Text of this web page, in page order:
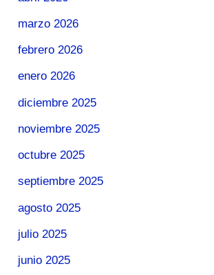
marzo 2026
febrero 2026
enero 2026
diciembre 2025
noviembre 2025
octubre 2025
septiembre 2025
agosto 2025
julio 2025
junio 2025